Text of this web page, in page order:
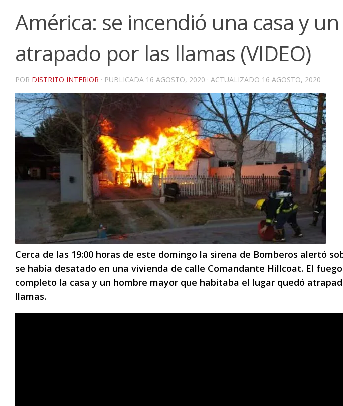
América: se incendió una casa y
atrapado por las llamas (VIDEO)
POR DISTRITO INTERIOR · PUBLICADA 16 AGOSTO, 2020 · ACTUALIZADO 16 AGOSTO, 2020
Cerca de las 19:00 horas de este domingo la sirena de Bomberos alertó
se había desatado en una vivienda de calle Comandante Hillcoat. El
completo la casa y un hombre mayor que habitaba el lugar quedó
llamas.